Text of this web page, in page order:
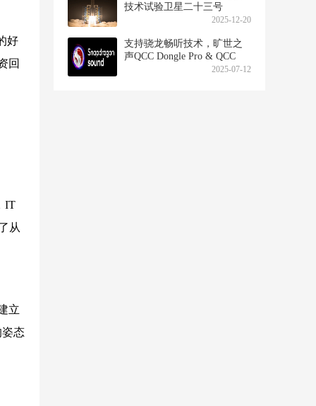
好
回
IT
从
立
态
技术试验卫星二十三号
2025-12-20
支持骁龙畅听技术，旷世之
声QCC Dongle Pro & QCC
Dongle赋能即插即用的高品
2025-07-12